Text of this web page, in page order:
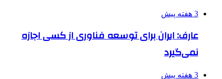
3 هفته پیش
عارف: ایران برای توسعه فناوری از کسی اجازه
نمی‌گیرد
3 هفته پیش